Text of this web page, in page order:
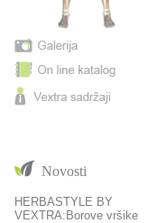
Novosti
HERBASTYLE BY
VEXTRA:Borove vršike